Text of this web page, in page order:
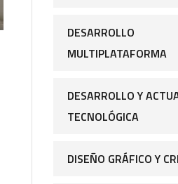
DESARROLLO
MULTIPLATAFORMA
DESARROLLO Y
TECNOLÓGICA
DISEÑO GRÁFICO Y